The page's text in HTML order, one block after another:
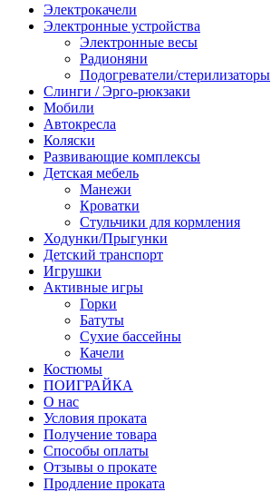
Электрокачели
Электронные устройства
Электронные весы
Радионяни
Подогреватели/стерилизаторы
Слинги / Эрго-рюкзаки
Мобили
Автокресла
Коляски
Развивающие комплексы
Детская мебель
Манежи
Кроватки
Стульчики для кормления
Ходунки/Прыгунки
Детский транспорт
Игрушки
Активные игры
Горки
Батуты
Сухие бассейны
Качели
Костюмы
ПОИГРАЙКА
О нас
Условия проката
Получение товара
Способы оплаты
Отзывы о прокате
Продление проката